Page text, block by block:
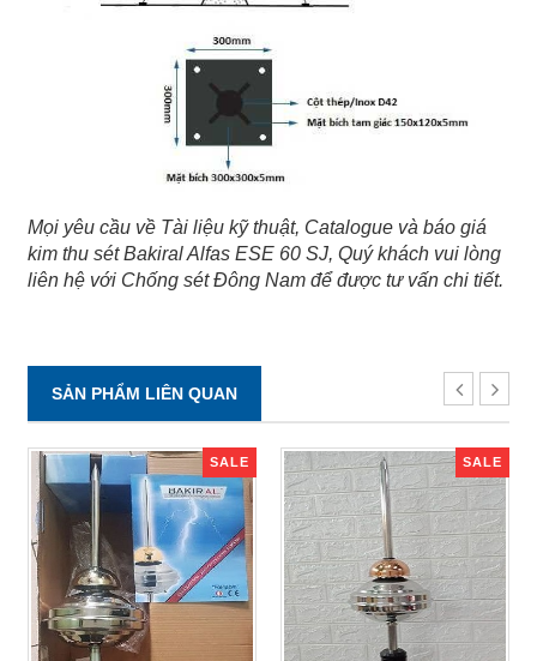
Mọi yêu cầu về Tài liệu kỹ thuật, Catalogue và báo giá
kim thu sét Bakiral Alfas ESE 60 SJ, Quý khách vui lòng
liên hệ với Chống sét Đông Nam để được tư vấn chi tiết.
SẢN PHẨM LIÊN QUAN
SALE SALE